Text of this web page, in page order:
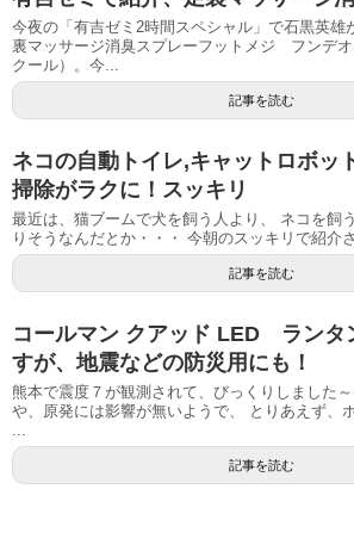
今夜の「有吉ゼミ2時間スペシャル」で石黒英雄
裏マッサージ消臭スプレーフットメジ フンデ
クール）。今...
記事を読む
ネコの自動トイレ,キャットロボッ
掃除がラクに！スッキリ
最近は、猫ブームで犬を飼う人より、 ネコを飼
りそうなんだとか・・・ 今朝のスッキリで紹介
記事を読む
コールマン クアッド LED ランタ
すが、地震などの防災用にも！
熊本で震度７が観測されて、びっくりしました
や、原発には影響が無いようで、 とりあえず、
...
記事を読む